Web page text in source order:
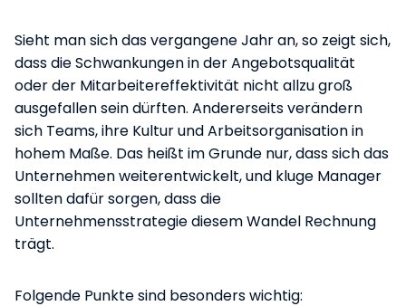
Sieht man sich das vergangene Jahr an, so zeigt sich,
dass die Schwankungen in der Angebotsqualität
oder der Mitarbeitereffektivität nicht allzu groß
ausgefallen sein dürften. Andererseits verändern
sich Teams, ihre Kultur und Arbeitsorganisation in
hohem Maße. Das heißt im Grunde nur, dass sich das
Unternehmen weiterentwickelt, und kluge Manager
sollten dafür sorgen, dass die
Unternehmensstrategie diesem Wandel Rechnung
trägt.
Folgende Punkte sind besonders wichtig: